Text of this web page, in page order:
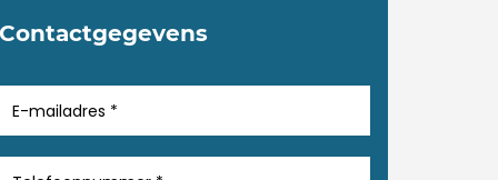
Contactgegevens